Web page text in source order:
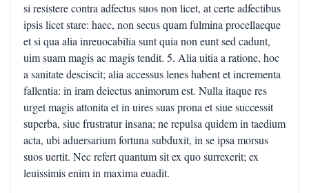
si resistere contra adfectus suos non licet, at certe adfectibus
ipsis licet stare: haec, non secus quam fulmina procellaeque
et si qua alia inreuocabilia sunt quia non eunt sed cadunt,
uim suam magis ac magis tendit. 5. Alia uitia a ratione, hoc
a sanitate desciscit; alia accessus lenes habent et incrementa
fallentia: in iram deiectus animorum est. Nulla itaque res
urget magis attonita et in uires suas prona et siue successit
superba, siue frustratur insana; ne repulsa quidem in taedium
acta, ubi aduersarium fortuna subduxit, in se ipsa morsus
suos uertit. Nec refert quantum sit ex quo surrexerit; ex
leuissimis enim in maxima euadit.